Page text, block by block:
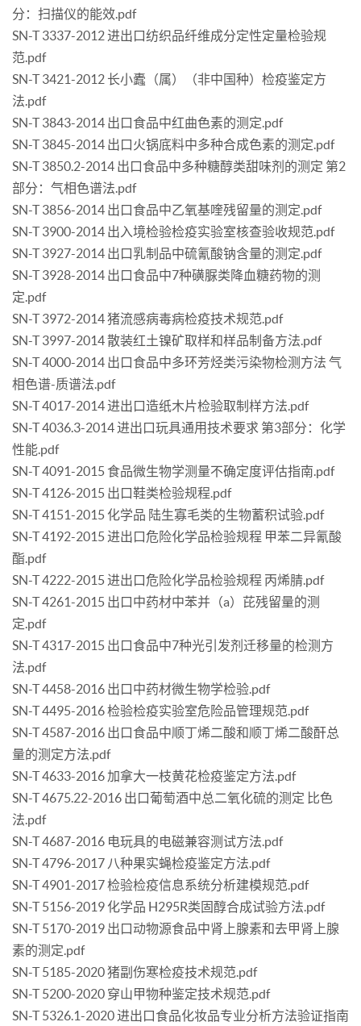
分：扫描仪的能效.pdf
SN-T 3337-2012 进出口纺织品纤维成分定性定量检验规
范.pdf
SN-T 3421-2012 长小蠹（属）（非中国种）检疫鉴定方
法.pdf
SN-T 3843-2014 出口食品中红曲色素的测定.pdf
SN-T 3845-2014 出口火锅底料中多种合成色素的测定.pdf
SN-T 3850.2-2014 出口食品中多种糖醇类甜味剂的测定 第2
部分：气相色谱法.pdf
SN-T 3856-2014 出口食品中乙氧基喹残留量的测定.pdf
SN-T 3900-2014 出入境检验检疫实验室核查验收规范.pdf
SN-T 3927-2014 出口乳制品中硫氰酸钠含量的测定.pdf
SN-T 3928-2014 出口食品中7种磺脲类降血糖药物的测
定.pdf
SN-T 3972-2014 猪流感病毒病检疫技术规范.pdf
SN-T 3997-2014 散装红土镍矿取样和样品制备方法.pdf
SN-T 4000-2014 出口食品中多环芳烃类污染物检测方法 气
相色谱-质谱法.pdf
SN-T 4017-2014 进出口造纸木片检验取制样方法.pdf
SN-T 4036.3-2014 进出口玩具通用技术要求 第3部分：化学
性能.pdf
SN-T 4091-2015 食品微生物学测量不确定度评估指南.pdf
SN-T 4126-2015 出口鞋类检验规程.pdf
SN-T 4151-2015 化学品 陆生寡毛类的生物蓄积试验.pdf
SN-T 4192-2015 进出口危险化学品检验规程 甲苯二异氰酸
酯.pdf
SN-T 4222-2015 进出口危险化学品检验规程 丙烯腈.pdf
SN-T 4261-2015 出口中药材中苯并（a）芘残留量的测
定.pdf
SN-T 4317-2015 出口食品中7种光引发剂迁移量的检测方
法.pdf
SN-T 4458-2016 出口中药材微生物学检验.pdf
SN-T 4495-2016 检验检疫实验室危险品管理规范.pdf
SN-T 4587-2016 出口食品中顺丁烯二酸和顺丁烯二酸酐总
量的测定方法.pdf
SN-T 4633-2016 加拿大一枝黄花检疫鉴定方法.pdf
SN-T 4675.22-2016 出口葡萄酒中总二氧化硫的测定 比色
法.pdf
SN-T 4687-2016 电玩具的电磁兼容测试方法.pdf
SN-T 4796-2017 八种果实蝇检疫鉴定方法.pdf
SN-T 4901-2017 检验检疫信息系统分析建模规范.pdf
SN-T 5156-2019 化学品 H295R类固醇合成试验方法.pdf
SN-T 5170-2019 出口动物源食品中肾上腺素和去甲肾上腺
素的测定.pdf
SN-T 5185-2020 猪副伤寒检疫技术规范.pdf
SN-T 5200-2020 穿山甲物种鉴定技术规范.pdf
SN-T 5326.1-2020 进出口食品化妆品专业分析方法验证指南